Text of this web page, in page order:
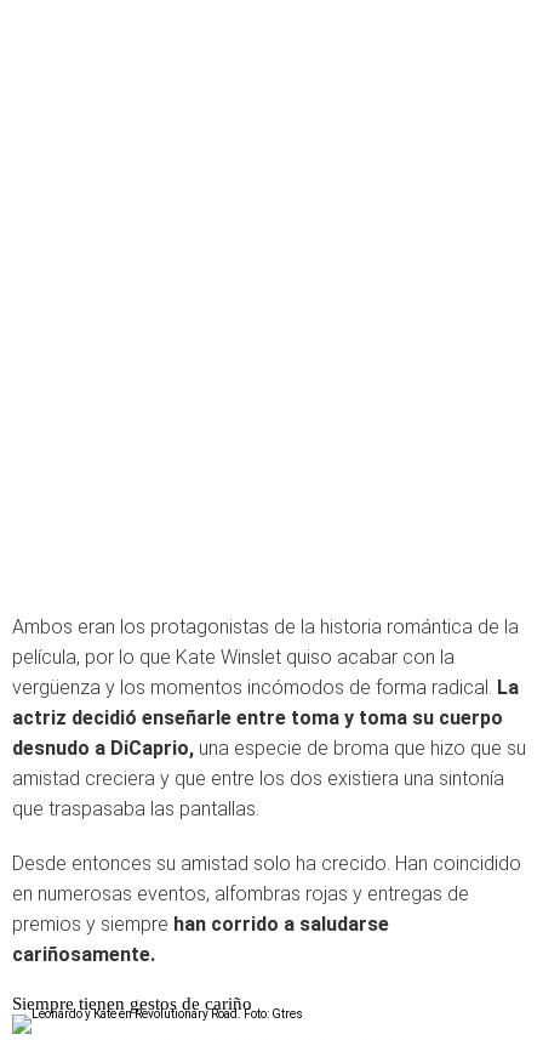
Ambos eran los protagonistas de la historia romántica de la
película, por lo que Kate Winslet quiso acabar con la
vergüenza y los momentos incómodos de forma radical. La
actriz decidió enseñarle entre toma y toma su cuerpo
desnudo a DiCaprio, una especie de broma que hizo que su
amistad creciera y que entre los dos existiera una sintonía
que traspasaba las pantallas.
Desde entonces su amistad solo ha crecido. Han coincidido
en numerosas eventos, alfombras rojas y entregas de
premios y siempre han corrido a saludarse
cariñosamente.
Siempre tienen gestos de cariño